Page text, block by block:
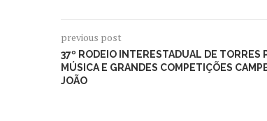
previous post
37º RODEIO INTERESTADUAL DE TORRES
MÚSICA E GRANDES COMPETIÇÕES
JOÃO